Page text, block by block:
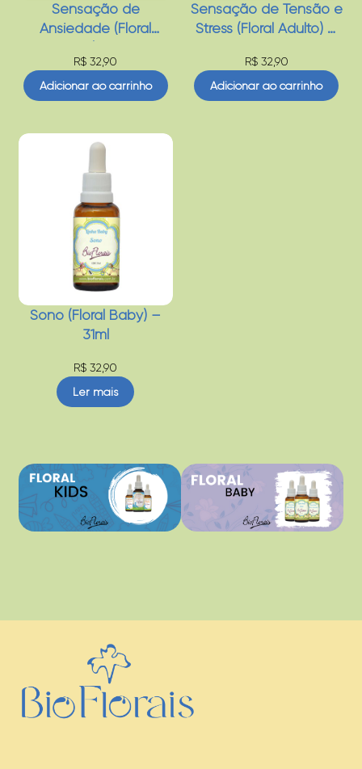
Sensação de
Ansiedade (Floral
R$ 32,90
Adicionar ao carrinho
Sensação de Tensão e
Stress (Floral Adulto) –
R$32,90
Adicionar ao carrinho
Sono (Floral Baby) –
31ml
R$ 32,90
Ler mais